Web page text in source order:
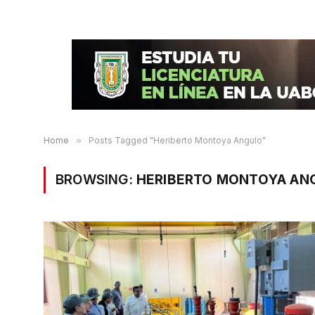
Home » Posts Tagged "Heriberto Montoya Angulo"
BROWSING: HERIBERTO MONTOYA